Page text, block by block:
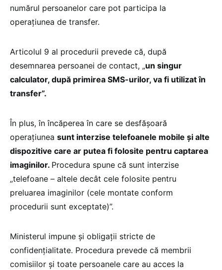
numărul persoanelor care pot participa la
operațiunea de transfer.
Articolul 9 al procedurii prevede că, după
desemnarea persoanei de contact, „un singur
calculator, după primirea SMS-urilor, va fi utilizat în
transfer”.
În plus, în încăperea în care se desfășoară
operațiunea sunt interzise telefoanele mobile și alte
dispozitive care ar putea fi folosite pentru captarea
imaginilor. Procedura spune că sunt interzise
„telefoane – altele decât cele folosite pentru
preluarea imaginilor (cele montate conform
procedurii sunt exceptate)”.
Ministerul impune și obligații stricte de
confidențialitate. Procedura prevede că membrii
comisiilor și toate persoanele care au acces la